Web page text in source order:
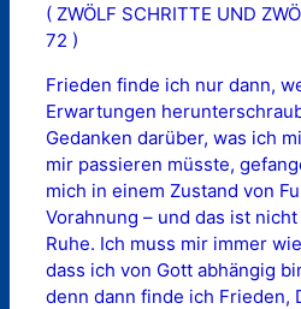
( ZWÖLF SCHRITTE UND
72 )
Frieden finde ich nur dann,
Erwartungen
Gedanken darüber, was ich
mir passieren müsste,
mich in einem Zustand von
Vorahnung – und das ist
Ruhe. Ich muss mir immer
dass ich von Gott abhängig
denn dann finde ich Frieden,